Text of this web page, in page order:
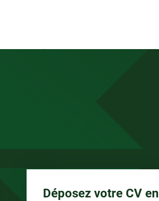
Déposez votre CV en